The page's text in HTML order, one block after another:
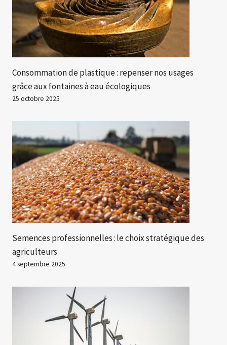
Consommation de plastique : repenser nos usages
grâce aux fontaines à eau écologiques
25 octobre 2025
Semences professionnelles : le choix stratégique des
agriculteurs
4 septembre 2025